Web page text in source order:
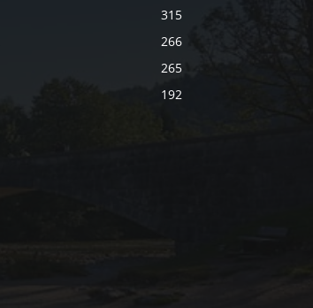
315
266
265
192